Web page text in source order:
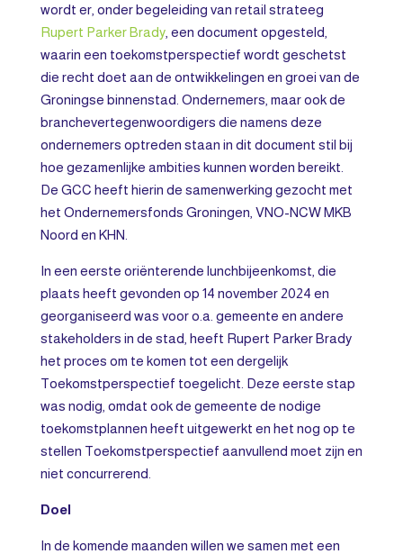
wordt er, onder begeleiding van retail strateeg
Rupert Parker Brady, een document opgesteld,
waarin een toekomstperspectief wordt geschetst
die recht doet aan de ontwikkelingen en groei van de
Groningse binnenstad. Ondernemers, maar ook de
branchevertegenwoordigers die namens deze
ondernemers optreden staan in dit document stil bij
hoe gezamenlijke ambities kunnen worden bereikt.
De GCC heeft hierin de samenwerking gezocht met
het Ondernemersfonds Groningen, VNO-NCW MKB
Noord en KHN.
In een eerste oriënterende lunchbijeenkomst, die
plaats heeft gevonden op 14 november 2024 en
georganiseerd was voor o.a. gemeente en andere
stakeholders in de stad, heeft Rupert Parker Brady
het proces om te komen tot een dergelijk
Toekomstperspectief toegelicht. Deze eerste stap
was nodig, omdat ook de gemeente de nodige
toekomstplannen heeft uitgewerkt en het nog op te
stellen Toekomstperspectief aanvullend moet zijn en
niet concurrerend.
Doel
In de komende maanden willen we samen met een